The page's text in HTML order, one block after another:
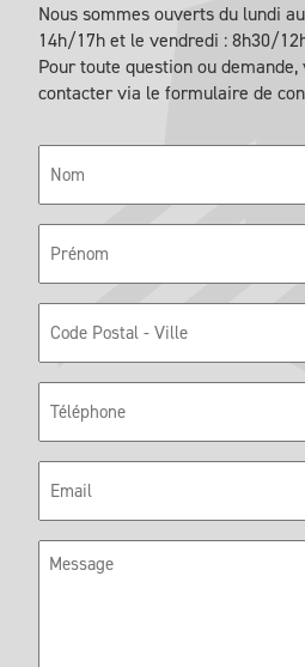
Nous sommes ouverts du lundi
14h/17h et le vendredi : 8h30/
Pour toute question ou
contacter via le formulaire de
Postal
mail
Message